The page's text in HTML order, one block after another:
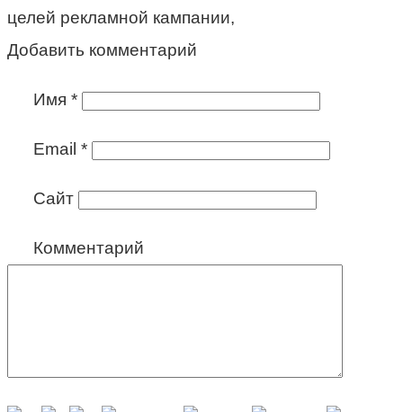
целей рекламной кампании,
Добавить комментарий
Имя *
Email *
Сайт
Комментарий